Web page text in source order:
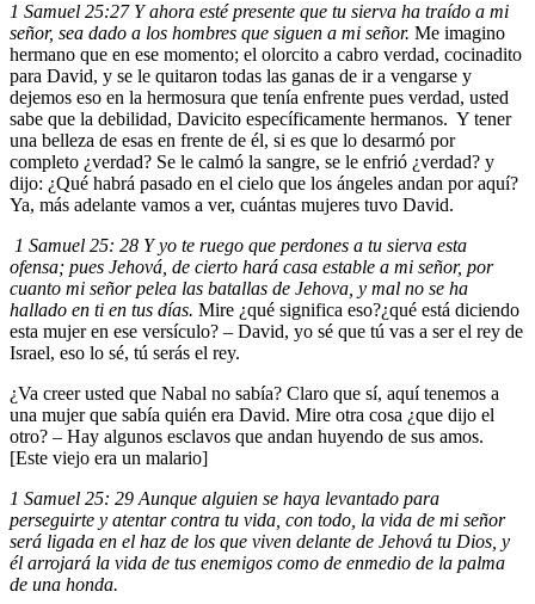
1 Samuel 25:27 Y ahora esté presente que tu sierva ha traído a mi
señor, sea dado a los hombres que siguen a mi señor. Me imagino
hermano que en ese momento; el olorcito a cabro verdad, cocinadito
para David, y se le quitaron todas las ganas de ir a vengarse y
dejemos eso en la hermosura que tenía enfrente pues verdad, usted
sabe que la debilidad, Davicito específicamente hermanos. Y tener
una belleza de esas en frente de él, si es que lo desarmó por
completo ¿verdad? Se le calmó la sangre, se le enfrió ¿verdad? y
dijo: ¿Qué habrá pasado en el cielo que los ángeles andan por aquí?
Ya, más adelante vamos a ver, cuántas mujeres tuvo David.
1 Samuel 25: 28 Y yo te ruego que perdones a tu sierva esta
ofensa; pues Jehová, de cierto hará casa estable a mi señor, por
cuanto mi señor pelea las batallas de Jehova, y mal no se ha
hallado en ti en tus días. Mire ¿qué significa eso?¿qué está diciendo
esta mujer en ese versículo? – David, yo sé que tú vas a ser el rey de
Israel, eso lo sé, tú serás el rey.
¿Va creer usted que Nabal no sabía? Claro que sí, aquí tenemos a
una mujer que sabía quién era David. Mire otra cosa ¿que dijo el
otro? – Hay algunos esclavos que andan huyendo de sus amos.
[Este viejo era un malario]
1 Samuel 25: 29 Aunque alguien se haya levantado para
perseguirte y atentar contra tu vida, con todo, la vida de mi señor
será ligada en el haz de los que viven delante de Jehová tu Dios, y
él arrojará la vida de tus enemigos como de enmedio de la palma
de una honda.